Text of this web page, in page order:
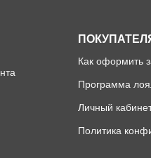
Как оформить
Программа
Личный
Политика